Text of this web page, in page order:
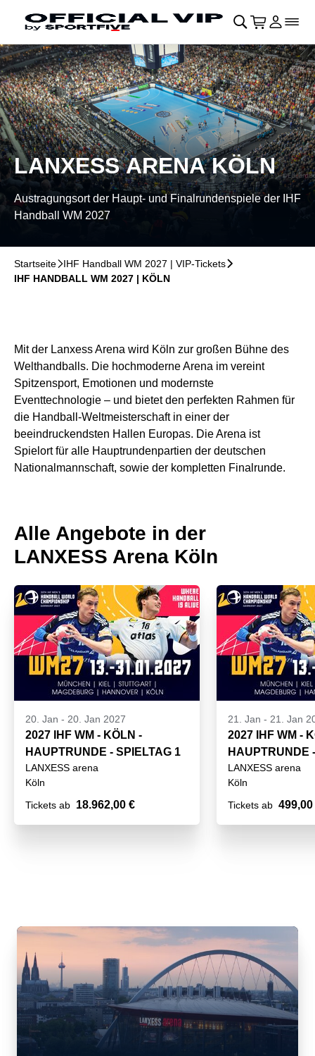
Navigation überspringen􀄫
􀊫 􀍩 Login
􀉩􀌇
LANXESS ARENA KÖLN
Austragungsort der Haupt- und Finalrundenspiele der IHF
Handball WM 2027
Startseite􀆊IHF Handball WM 2027 | VIP-Tickets􀆊
IHF HANDBALL WM 2027 | KÖLN
Mit der Lanxess Arena wird Köln zur großen Bühne des
Welthandballs. Die hochmoderne Arena im vereint
Spitzensport, Emotionen und modernste
Eventtechnologie – und bietet den perfekten Rahmen für
die Handball-Weltmeisterschaft in einer der
beeindruckendsten Hallen Europas. Die Arena ist
Spielort für alle Hauptrundenpartien der deutschen
Nationalmannschaft, sowie der kompletten Finalrunde.
Alle Angebote in der
LANXESS Arena Köln
20. Jan - 20. Jan 2027
2027 IHF WM - KÖLN -
HAUPTRUNDE - SPIELTAG 1
LANXESS arena
Köln
Tickets ab 18.962,00 €
21. Jan - 21. Jan
2027 IHF WM -
HAUPTRUNDE
LANXESS arena
Köln
Tickets ab 499,00